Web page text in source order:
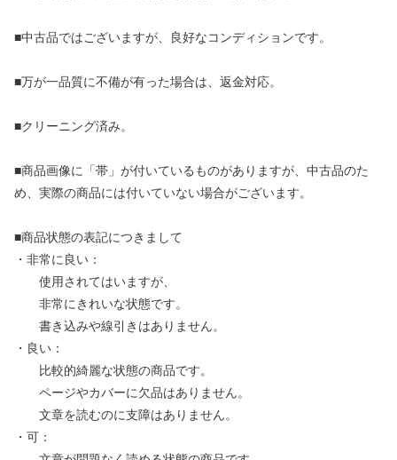
■中古品ではございますが、良好なコンディションです。
■万が一品質に不備が有った場合は、返金対応。
■クリーニング済み。
■商品画像に「帯」が付いているものがありますが、中古品のた
め、実際の商品には付いていない場合がございます。
■商品状態の表記につきまして
・非常に良い：
使用されてはいますが、
非常にきれいな状態です。
書き込みや線引きはありません。
・良い：
比較的綺麗な状態の商品です。
ページやカバーに欠品はありません。
文章を読むのに支障はありません。
・可：